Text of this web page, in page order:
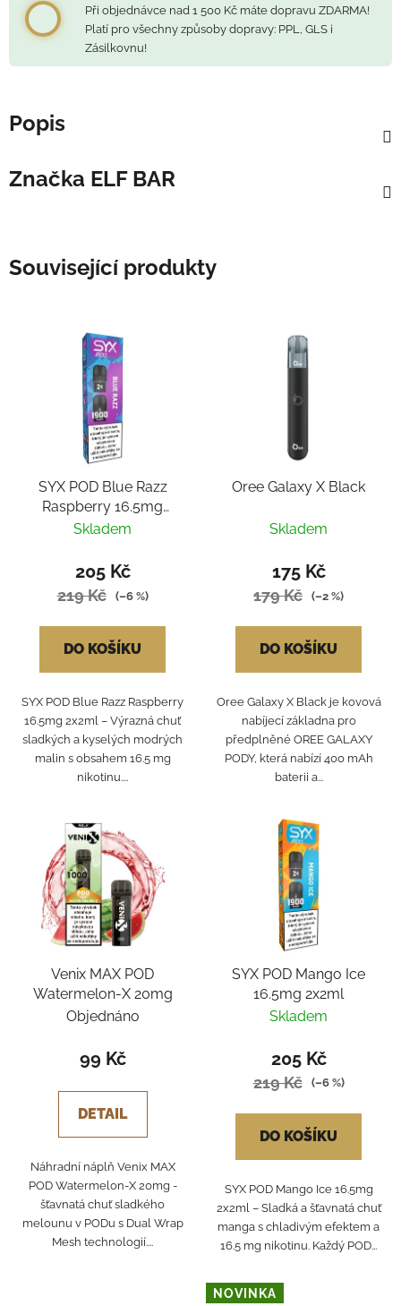
Při objednávce nad 1 500 Kč máte dopravu ZDARMA!
Platí pro všechny způsoby dopravy: PPL, GLS i
Zásilkovnu!
Popis
Značka ELF BAR
Související produkty
SYX POD Blue Razz
Raspberry 16.5mg
2x2ml
Skladem
205 Kč
219 Kč (–6 %)
DO KOŠÍKU
SYX POD Blue Razz Raspberry
16.5mg 2x2ml – Výrazná chuť
sladkých a kyselých modrých
malin s obsahem 16.5 mg
nikotinu....
Oree Galaxy X Black
Skladem
175 Kč
179 Kč (–2 %)
DO KOŠÍKU
Oree Galaxy X Black je kovová
nabíjecí základna pro
předplněné OREE GALAXY
PODY, která nabízí 400 mAh
baterii a...
Venix MAX POD
Watermelon-X 20mg
Objednáno
99 Kč
DETAIL
Náhradní náplň Venix MAX
POD Watermelon-X 20mg -
šťavnatá chuť sladkého
melounu v PODu s Dual Wrap
Mesh technologií....
SYX POD Mango Ice
16.5mg 2x2ml
Skladem
205 Kč
219 Kč (–6 %)
DO KOŠÍKU
SYX POD Mango Ice 16.5mg
2x2ml – Sladká a šťavnatá chuť
manga s chladivým efektem a
16.5 mg nikotinu. Každý POD...
NOVINKA